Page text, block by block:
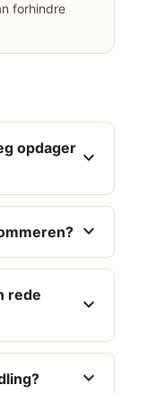
forhindre
opdager expand_more
expand_more
rede
expand_more
expand_more